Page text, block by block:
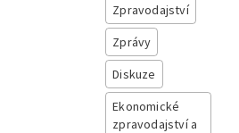
Zpravodajství
Zprávy
Diskuze
Ekonomické
zpravodajství a